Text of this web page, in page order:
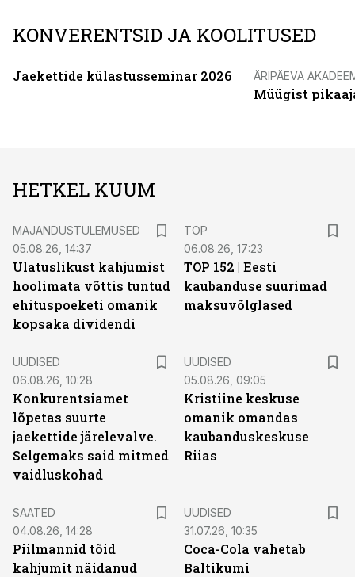
KONVERENTSID JA KOOLITUSED
Jaekettide külastusseminar 2026 ÄRIPÄEVA
Müügist
HETKEL KUUM
MAJANDUSTULEMUSED
05.08.26, 14:37
Ulatuslikust kahjumist
hoolimata võttis tuntud
ehituspoeketi omanik
kopsaka dividendi
TOP
06.08.26, 17:23
TOP 152 | Eesti
kaubanduse suurimad
maksuvõlglased
UUDISED
06.08.26, 10:28
Konkurentsiamet
lõpetas suurte
jaekettide järelevalve.
Selgemaks said mitmed
vaidluskohad
UUDISED
05.08.26, 09:05
Kristiine keskuse
omanik omandas
kaubanduskeskuse
Riias
SAATED
04.08.26, 14:28
Piilmannid tõid
kahjumit näidanud
UUDISED
31.07.26, 10:35
Coca-Cola vahetab
Baltikumi